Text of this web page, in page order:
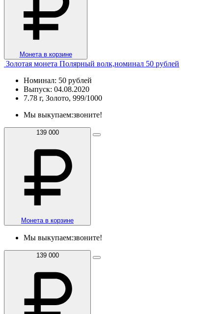
Монета в корзине
Золотая монета Полярный волк,номинал 50 рублей
Номинал: 50 рублей
Выпуск: 04.08.2020
7.78 г, Золото, 999/1000
Мы выкупаем:звоните!
139 000
Монета в корзине
Мы выкупаем:звоните!
139 000